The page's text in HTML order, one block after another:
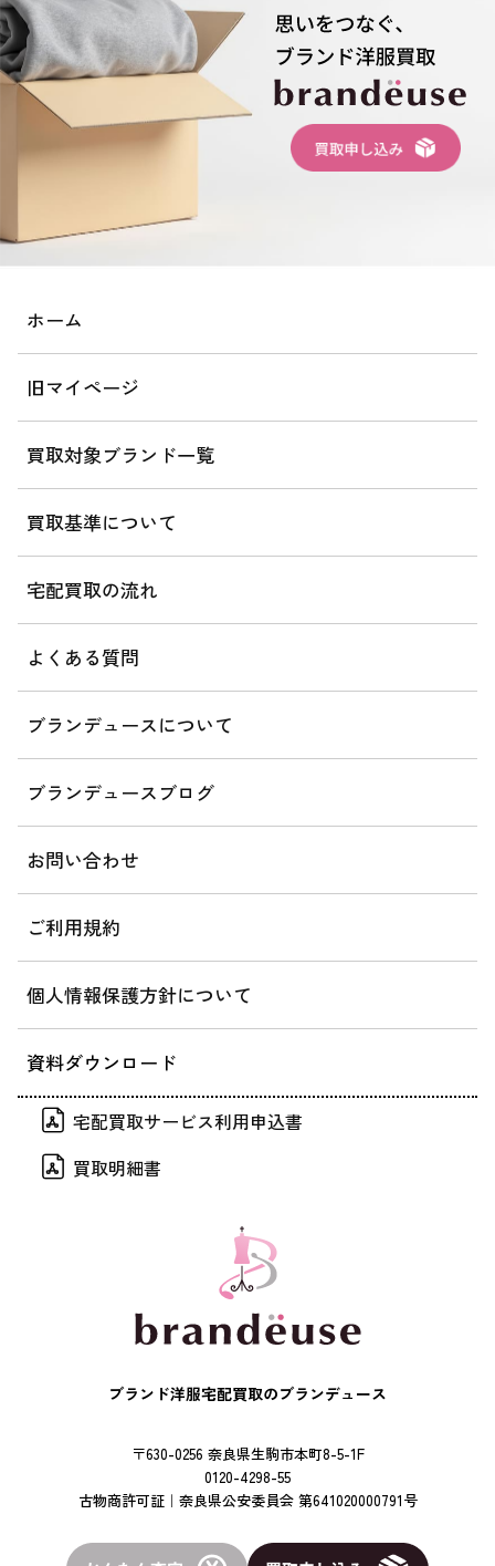
ホーム
旧マイページ
買取対象ブランド一覧
買取基準について
宅配買取の流れ
よくある質問
ブランデュースについて
ブランデュースブログ
お問い合わせ
ご利用規約
個人情報保護方針について
資料ダウンロード
宅配買取サービス利用申込書
買取明細書
ブランド洋服宅配買取のブランデュース
〒630-0256 奈良県生駒市本町8-5-1F
0120-4298-55
古物商許可証｜奈良県公安委員会 第641020000791号